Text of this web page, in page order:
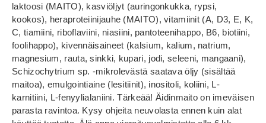
laktoosi (MAITO), kasviöljyt (auringonkukka, rypsi,
kookos), heraproteiinijauhe (MAITO), vitamiinit (A, D3, E, K,
C, tiamiini, riboflaviini, niasiini, pantoteenihappo, B6, biotiini,
foolihappo), kivennäisaineet (kalsium, kalium, natrium,
magnesium, rauta, sinkki, kupari, jodi, seleeni, mangaani),
Schizochytrium sp. -mikrolevästä saatava öljy (sisältää
maitoa), emulgointiaine (lesitiinit), inositoli, koliini, L-
karnitiini, L-fenyylialaniini. Tärkeää! Äidinmaito on imeväisen
parasta ravintoa. Kysy ohjeita neuvolasta ennen kuin alat